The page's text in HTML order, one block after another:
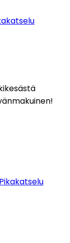
Pikakatselu